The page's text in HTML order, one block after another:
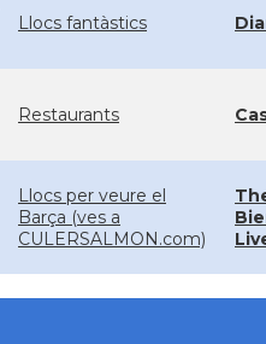
Llocs fantàstics
Restaurants
Llocs per veure el
Barça (ves a
CULERSALMON.com)